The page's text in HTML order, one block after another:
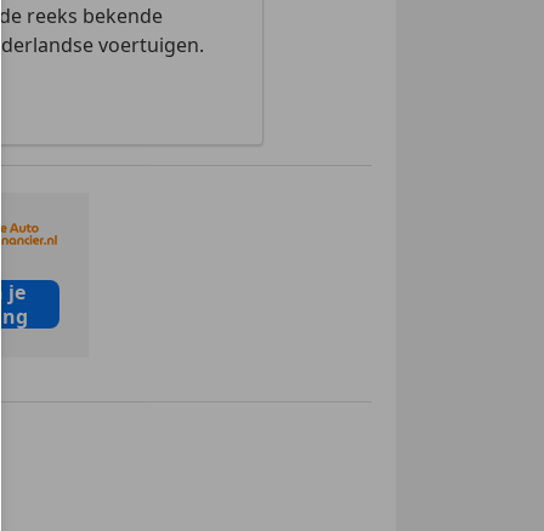
reeks bekende
voertuigen.
je